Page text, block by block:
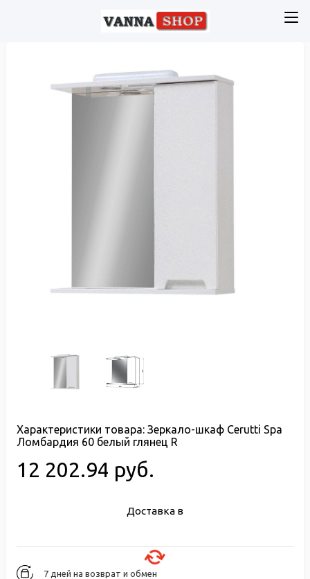
Характеристики товара: Зеркало-шкаф Cerutti Spa
Ломбардия 60 белый глянец R
12 202.94 руб.
Доставка в
7 дней на возврат и обмен